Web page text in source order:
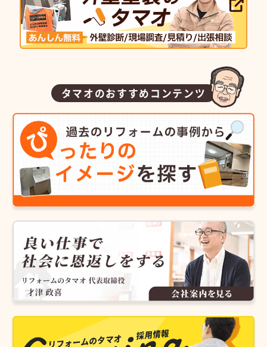
タマオのおすすめコンテンツ